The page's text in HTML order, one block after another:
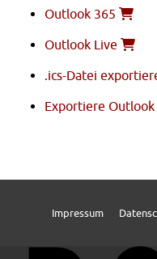
Outlook 365
Outlook Live
.ics-Datei
Exportiere Outlook
Impressum